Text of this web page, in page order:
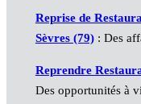
Reprise de
Sèvres (79): Des
Reprendre
Des opportunités à